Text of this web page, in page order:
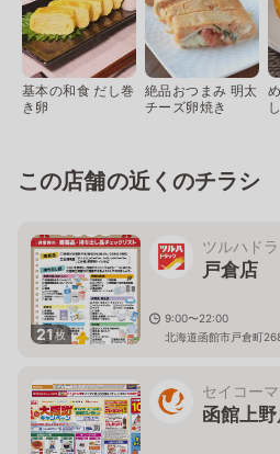
基本の和食 だし巻
き卵
絶品おつまみ 明太
チーズ卵焼き
この店舗の近くのチラシ
21枚
ツルハド
戸倉店
9:00〜22:00
北海道函館市戸倉町
セイコー
函館上